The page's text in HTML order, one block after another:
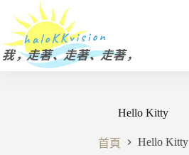
主
要
Hello Kitty
首頁 Hello Kitty